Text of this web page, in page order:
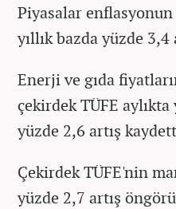
Piyasalar enflasyonun
yıllık bazda yüzde
Enerji ve gıda
çekirdek TÜFE aylıkta
yüzde 2,6 artış
Çekirdek TÜFE'nin
yüzde 2,7 artış